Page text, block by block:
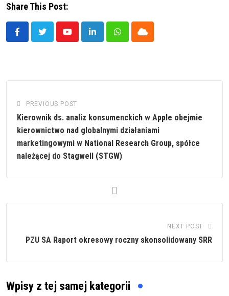
Share This Post:
YoutubeLinkedInWhatsappCloud
PREVIOUS POST
Kierownik ds. analiz konsumenckich w Apple obejmie
kierownictwo nad globalnymi działaniami
marketingowymi w National Research Group, spółce
należącej do Stagwell (STGW)
NEXT POST
PZU SA Raport okresowy roczny skonsolidowany SRR
Wpisy z tej samej kategorii